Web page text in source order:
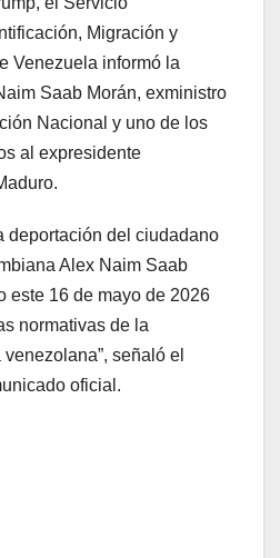
Migración y
Venezuela informó la
Saab Morán, exministro
Nacional y uno de los
al expresidente
deportación del ciudadano
Alex Naim Saab
este 16 de mayo de 2026
normativas de la
señaló el
oficial.